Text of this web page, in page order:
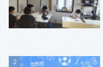
2